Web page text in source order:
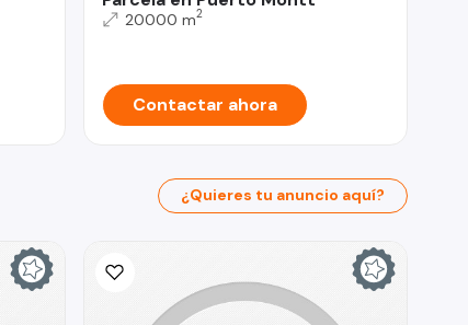
20000 m2
Contactar ahora
¿Quieres tu anuncio aquí?